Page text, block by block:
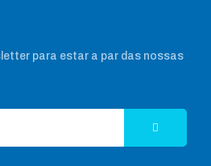
para estar a par das nossas